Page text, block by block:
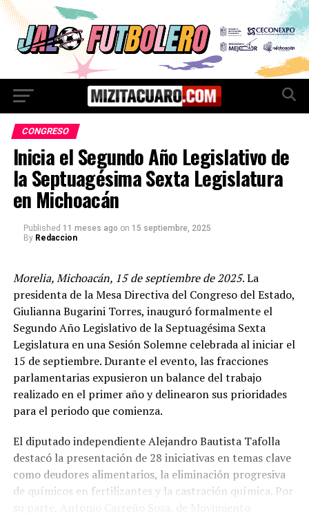
CONGRESO
Inicia el Segundo Año Legislativo de
la Septuagésima Sexta Legislatura
en Michoacán
Published 11 meses ago on 15 septiembre, 2025
By Redaccion
Morelia, Michoacán, 15 de septiembre de 2025. La
presidenta de la Mesa Directiva del Congreso del Estado,
Giulianna Bugarini Torres, inauguró formalmente el
Segundo Año Legislativo de la Septuagésima Sexta
Legislatura en una Sesión Solemne celebrada al iniciar el
15 de septiembre. Durante el evento, las fracciones
parlamentarias expusieron un balance del trabajo
realizado en el primer año y delinearon sus prioridades
para el periodo que comienza.
El diputado independiente Alejandro Bautista Tafolla
destacó la presentación de 28 iniciativas en temas clave
como deudores alimentarios, la eliminación progresiva
de químicos en fertilizantes y la castración química. Por